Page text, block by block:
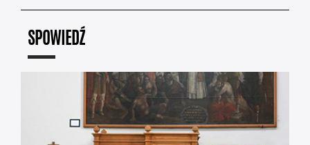
SPOWIEDŹ